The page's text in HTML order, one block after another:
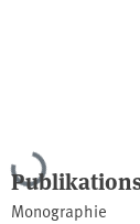
Lade...
Monographie